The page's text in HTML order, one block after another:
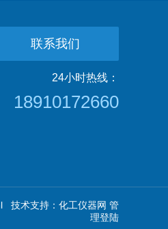
联系我们
24小时热线：
18910172660
技术支持： 化工仪器网 管
理登陆